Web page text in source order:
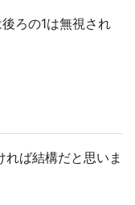
ろの1は無視され
ば結構だと思いま